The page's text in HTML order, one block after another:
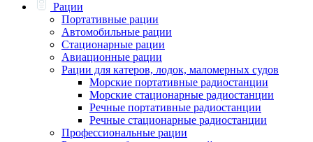
Рации
Портативные рации
Автомобильные рации
Стационарные рации
Авиационные рации
Рации для катеров, лодок, маломерных судов
Морские портативные радиостанции
Морские стационарные радиостанции
Речные портативные радиостанции
Речные стационарные радиостанции
Профессиональные рации